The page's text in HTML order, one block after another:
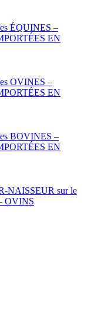
ÉQUINES –
EN
OVINES –
EN
BOVINES –
EN
NAISSEUR sur le
OVINS